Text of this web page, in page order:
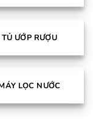
TỦ ƯỚP RƯỢU
LỌC NƯỚC